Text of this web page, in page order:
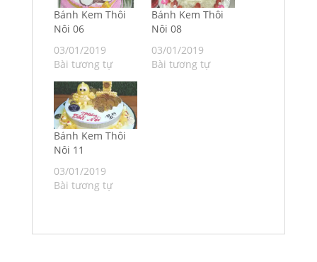
Bánh Kem Thôi
Nôi 06
03/01/2019
Bài tương tự
Bánh Kem Thôi
Nôi 08
03/01/2019
Bài tương tự
Bánh Kem Thôi
Nôi 11
03/01/2019
Bài tương tự